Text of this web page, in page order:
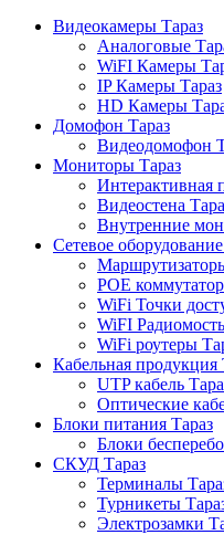
Видеокамеры Тараз
Аналоговые
WiFI Камеры
IP Камеры Тараз
HD Камеры
Домофон Тараз
Видеодомофон
Мониторы Тараз
Интерактивная
Видеостена
Внутренние
Сетевое
POE
WiFi Точки
WiFI
WiFi роутеры
Кабельная продукция
UTP кабель
Оптические
Блоки питания Тараз
Блоки
СКУД Тараз
Терминалы
Турникеты
Электрозамки